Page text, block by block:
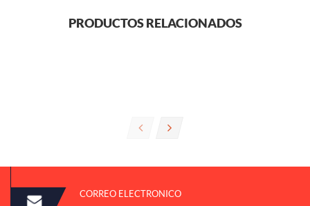
PRODUCTOS RELACIONADOS
CORREO ELECTRONICO